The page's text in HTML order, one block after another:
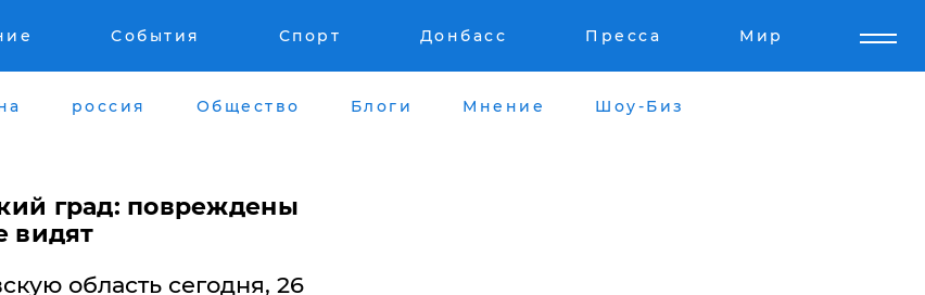
События Спорт Донбасс Пресса Мир
россия Общество Блоги Мнение Шоу-Биз
град: повреждены
видят
область сегодня, 26